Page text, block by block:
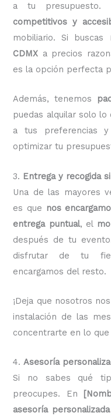
a tu presupuesto.
competitivos y
mobiliario. Si buscas
CDMX a precios
es la opción perfecta
Además, tenemos
puedas alquilar solo
a tus preferencias y
optimizar tu
3. Entrega y recogida
Una de las mayores
es que nos
entrega puntual, el
después de tu
disfrutar de tu
encargamos del resto.
¡Deja que nosotros
instalación de las
concentrarte en lo
4.Asesoría
Si no sabes qué
preocupes. En
asesoría personalizada